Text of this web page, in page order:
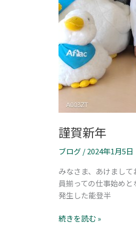
謹賀新年
ブログ/2024年1月5日
みなさま、あけまし
員揃っての仕事始め
発生した能登半
続きを読む »